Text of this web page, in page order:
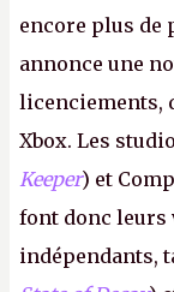
encore plus de
annonce une
licenciements,
Xbox. Les
Keeper) et
font donc leurs
indépendants,